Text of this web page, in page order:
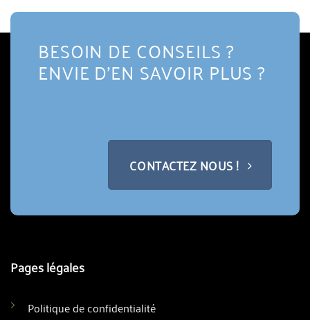
BESOIN DE CONSEILS ?
ENVIE D'EN SAVOIR PLUS ?
CONTACTEZ NOUS !
Pages légales
Politique de confidentialité